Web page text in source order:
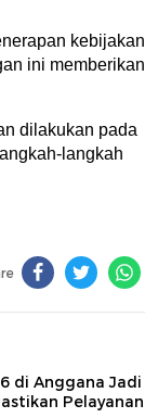
kebijakan
ini memberikan
dilakukan pada
langkah
di Anggana Jadi
Pelayanan